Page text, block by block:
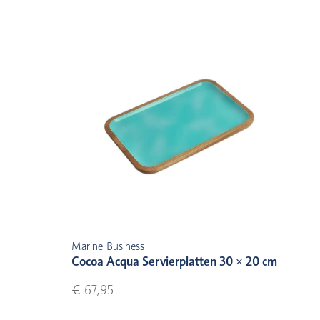
Marine Business
Cocoa Acqua Servierplatten 30 × 20 cm
€ 67,95